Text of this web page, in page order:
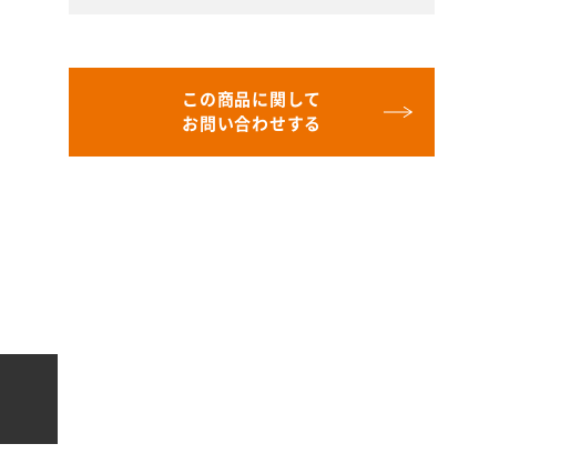
この商品に関して
お問い合わせする